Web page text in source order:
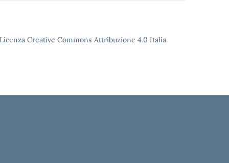
Creative Commons Attribuzione 4.0 Italia.